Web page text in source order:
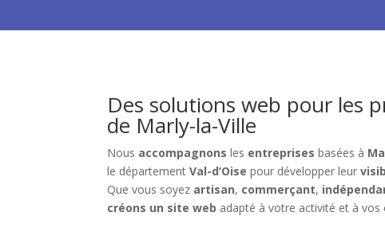
Des solutions web pour les
de Marly-la-Ville
Nous accompagnons les entreprises basées à
le département Val-d’Oise pour développer leur
Que vous soyez artisan, commerçant,
créons un site web adapté à votre activité et à vos